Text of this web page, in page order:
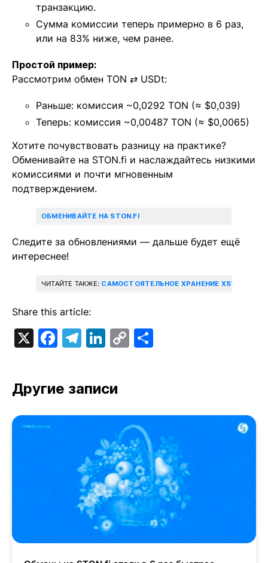
транзакцию.
Сумма комиссии теперь примерно в 6 раз,
или на 83% ниже, чем ранее.
Простой пример:
Рассмотрим обмен TON ⇄ USDt:
Раньше: комиссия ~0,0292 TON (≈ $0,039)
Теперь: комиссия ~0,00487 TON (≈ $0,0065)
Хотите почувствовать разницу на практике?
Обменивайте на STON.fi и наслаждайтесь низкими
комиссиями и почти мгновенным
подтверждением.
ОБМЕНИВАЙТЕ НА STON.FI
Следите за обновлениями — дальше будет ещё
интереснее!
ЧИТАЙТЕ ТАКЖЕ: САМОСТОЯТЕЛЬНОЕ ХРАНЕНИЕ
Share this article:
X Facebook
Telegram
LinkedIn
Copy
Другие записи